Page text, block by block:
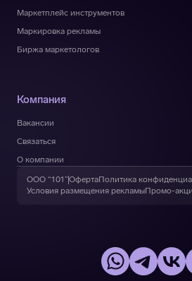
Маркетплейс инструментов
Маркировка рекламы
Биржа маркетологов
Компания
Вакансии
Связаться
О компании
ООО “101”ОфертаПолитика
Условия размещения рекламыПромо-